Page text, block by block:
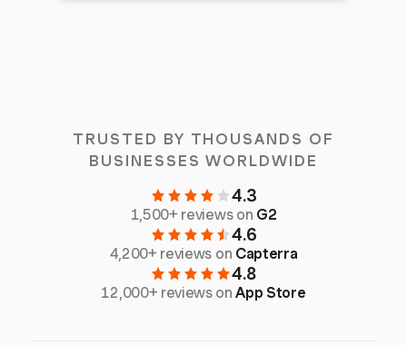
TRUSTED BY THOUSANDS OF
BUSINESSES WORLDWIDE
4.3
1,500+ reviews on G2
4.6
4,200+ reviews on Capterra
4.8
12,000+ reviews onApp Store